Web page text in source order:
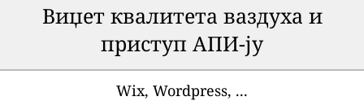
Виџет квалитета ваздуха и
приступ АПИ-ју
Wix, Wordpress, ...